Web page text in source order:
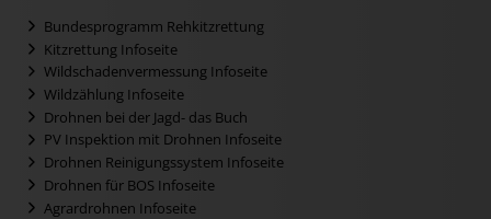
Bundesprogramm Rehkitzrettung
Kitzrettung Infoseite
Wildschadenvermessung Infoseite
Wildzählung Infoseite
Drohnen bei der Jagd- das Buch
PV Inspektion mit Drohnen Infoseite
Drohnen Reinigungssystem Infoseite
Drohnen für BOS Infoseite
Agrardrohnen Infoseite